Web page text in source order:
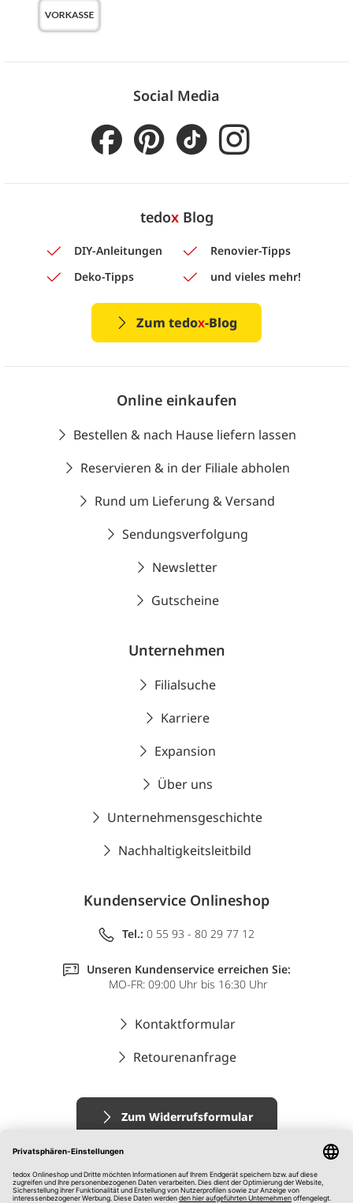
Social Media
tedoxBlog
DIY-Anleitungen
Renovier-Tipps
Deko-Tipps
und vieles mehr!
Zum tedox-Blog
Online einkaufen
Bestellen & nach Hause liefern lassen
Reservieren & in der Filiale abholen
Rund um Lieferung & Versand
Sendungsverfolgung
Newsletter
Gutscheine
Unternehmen
Filialsuche
Karriere
Expansion
Über uns
Unternehmensgeschichte
Nachhaltigkeitsleitbild
Kundenservice Onlineshop
Tel.: 0 55 93 - 80 29 77 12
Unseren Kundenservice erreichen Sie:
MO-FR: 09:00 Uhr bis 16:30 Uhr
Kontaktformular
Retourenanfrage
Zum Widerrufsformular
Impressum